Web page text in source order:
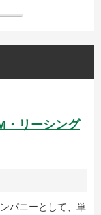
・リーシング
パニーとして、単